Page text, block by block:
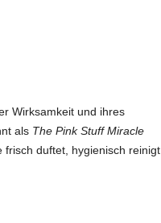
Wirksamkeit und ihres
als The Pink Stuff Miracle
duftet, hygienisch reinigt